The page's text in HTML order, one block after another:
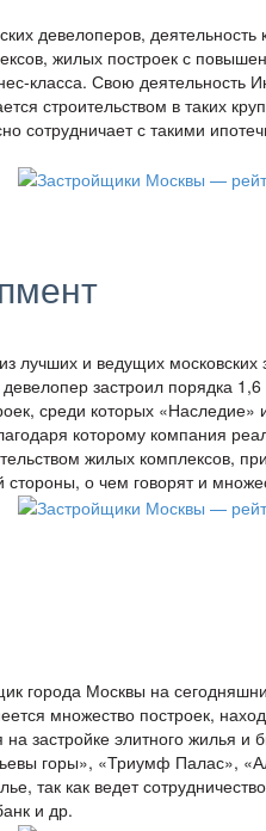
девелоперов,
жилых построек с
класса. Свою деятельность
строительством в таких
сотрудничает с такими
лучших и ведущих
девелопер застроил порядка
среди которых
которому компания
жилых комплексов,
стороны, о чем говорят и
Москвы на
множество построек,
застройке элитного жилья и
горы», «Триумф Палас»,
так как ведет
и др.